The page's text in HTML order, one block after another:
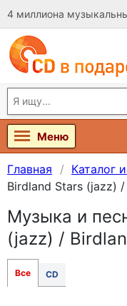
4 миллиона
Меню
Главная Каталог
Birdland Stars (jazz)
Музыка и
(jazz) /
Все CD